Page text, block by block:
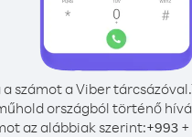
számot a Viber tárcsázóval.
országból történő
az alábbiak szerint:+993 +